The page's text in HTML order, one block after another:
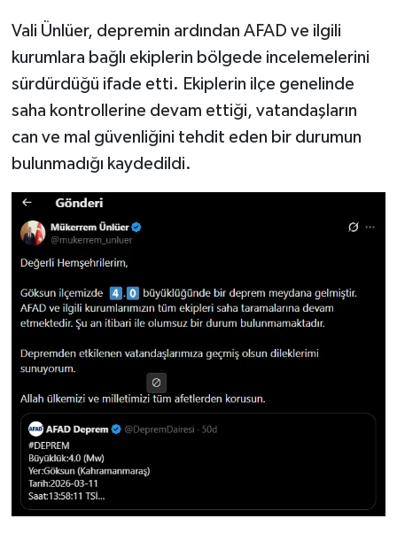
Vali Ünlüer, depremin ardından AFAD ve ilgili
kurumlara bağlı ekiplerin bölgede incelemelerini
sürdürdüğü ifade etti. Ekiplerin ilçe genelinde
saha kontrollerine devam ettiği, vatandaşların
can ve mal güvenliğini tehdit eden bir durumun
bulunmadığı kaydedildi.